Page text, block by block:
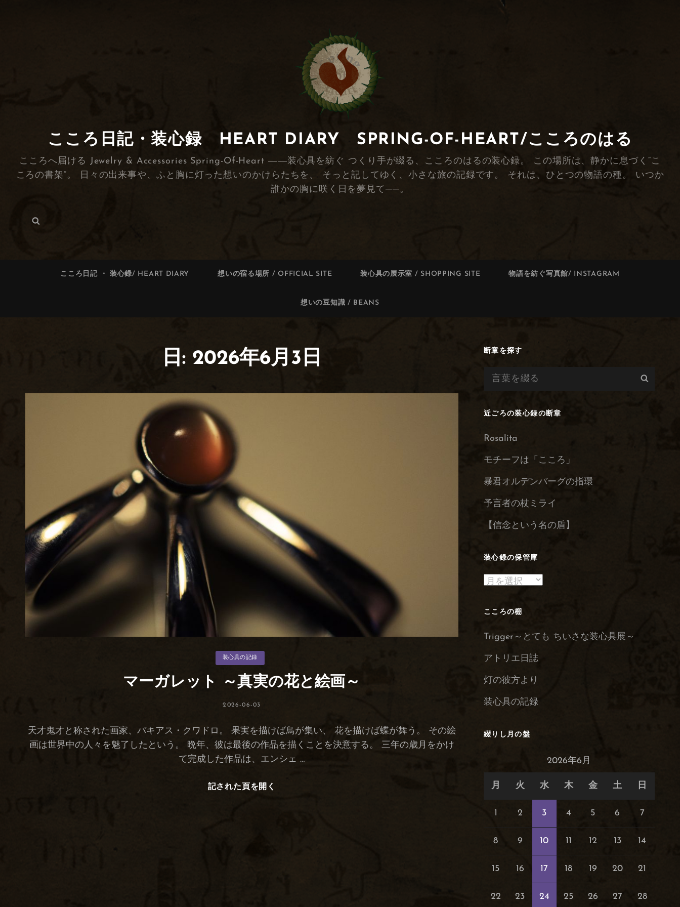
こころ日記・装心録 HEART DIARY SPRING-OF-HEART/こころのはる
こころへ届ける Jewelry & Accessories Spring-Of-Heart ――装心具を紡ぐ つくり手が綴る、こころのはるの装心録。 この場所は、静かに息づく“こ
ころの書架”。 日々の出来事や、ふと胸に灯った想いのかけらたちを、 そっと記してゆく、小さな旅の記録です。 それは、ひとつの物語の種。 いつか
誰かの胸に咲く日を夢見て──。
検
こころ日記 ・ 装心録/ HEART DIARY 想いの宿る場所 / OFFICIAL SITE 装心具の展示室 / SHOPPING SITE 物語を紡ぐ写真館/ INSTAGRAM
想いの豆知識 / BEANS
日: 2026年6月3日
装心具の記録
マーガレット ～真実の花と絵画～
投
2026-06-03
天才鬼才と称された画家、バキアス・クワドロ。 果実を描けば鳥が集い、 花を描けば蝶が舞う。 その絵
画は世界中の人々を魅了したという。 晩年、彼は最後の作品を描くことを決意する。 三年の歳月をかけ
て完成した作品は、エンシェ …
記された頁を開く
断章を探す
検
近ごろの装心録の断章
Rosalita
モチーフは「こころ」
暴君オルデンバーグの指環
予言者の杖ミライ
【信念という名の盾】
装心録の保管庫
装
録
保
こころの棚
Trigger～とても ちいさな装心具展～
アトリエ日誌
灯の彼方より
装心具の記録
綴りし月の盤
2026年6月
月 火 水 木 金 土 日
1 2 3 4 5 6 7
8 9 10 11 12 13 14
15 16 17 18 19 20 21
22 23 24 25 26 27 28